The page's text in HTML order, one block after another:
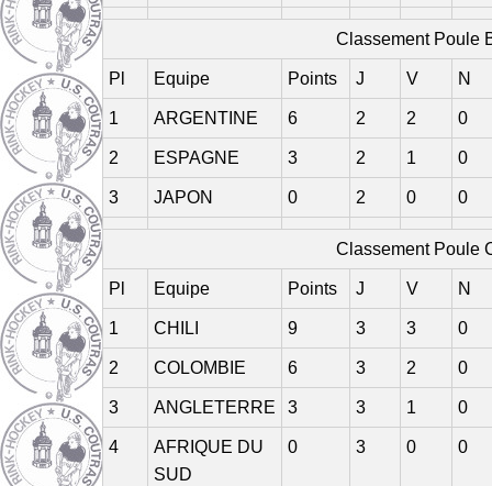
Classement Poule
Pl Equipe Points J V N
1 ARGENTINE 6 2 2 0
2 ESPAGNE 3 2 1 0
3 JAPON 0 2 0 0
Classement Poule
Pl Equipe Points J V N
1 CHILI 9 3 3 0
2 COLOMBIE 6 3 2 0
3 ANGLETERRE 3 3 1 0
4
AFRIQUE DU
SUD
0 3 0 0